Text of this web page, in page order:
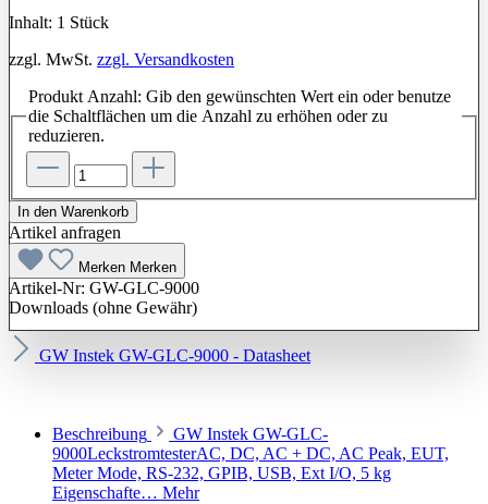
Inhalt: 1 Stück
zzgl. MwSt. zzgl. Versandkosten
Produkt Anzahl: Gib den gewünschten Wert ein oder benutze
die Schaltflächen um die Anzahl zu erhöhen oder zu
reduzieren.
In den Warenkorb
Artikel anfragen
Merken Merken
Artikel-Nr: GW-GLC-9000
Downloads (ohne Gewähr)
GW Instek GW-GLC-9000 - Datasheet
Beschreibung
GW Instek GW-GLC-
9000LeckstromtesterAC, DC, AC + DC, AC Peak, EUT,
Meter Mode, RS-232, GPIB, USB, Ext I/O, 5 kg
Eigenschafte… Mehr